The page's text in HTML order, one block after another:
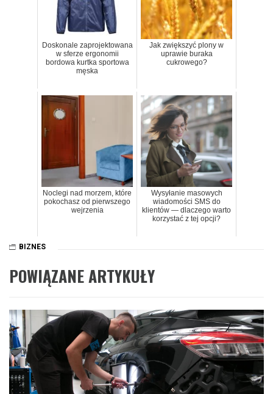
Doskonale zaprojektowana
w sferze ergonomii
bordowa kurtka sportowa
męska
Jak zwiększyć plony w
uprawie buraka
cukrowego?
Noclegi nad morzem, które
pokochasz od pierwszego
wejrzenia
Wysyłanie masowych
wiadomości SMS do
klientów — dlaczego warto
korzystać z tej opcji?
BIZNES
POWIĄZANE ARTYKUŁY